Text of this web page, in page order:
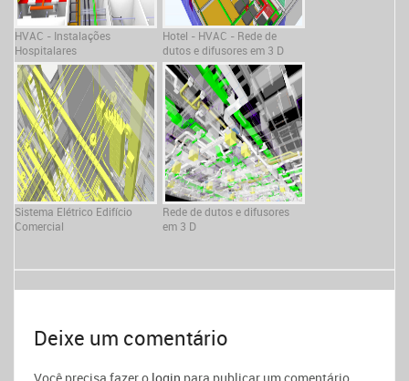
HVAC - Instalações
Hospitalares
Hotel - HVAC - Rede de
dutos e difusores em 3 D
Sistema Elétrico Edifício
Comercial
Rede de dutos e difusores
em 3 D
Deixe um comentário